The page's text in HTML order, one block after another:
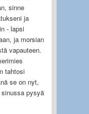
sinne
ja
- lapsi
ja morsian
vapauteen.
tahtosi
se on nyt,
pysyä